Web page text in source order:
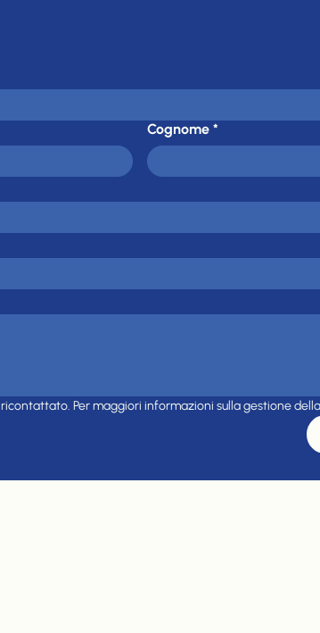
Cognome *
Per maggiori informazioni sulla gestione